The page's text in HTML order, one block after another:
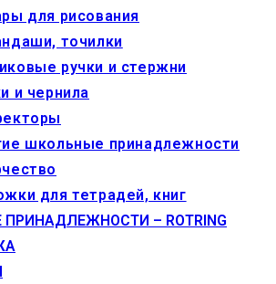
для рисования
точилки
ручки и стержни
и чернила
школьные принадлежности
для тетрадей, книг
– ROTRING